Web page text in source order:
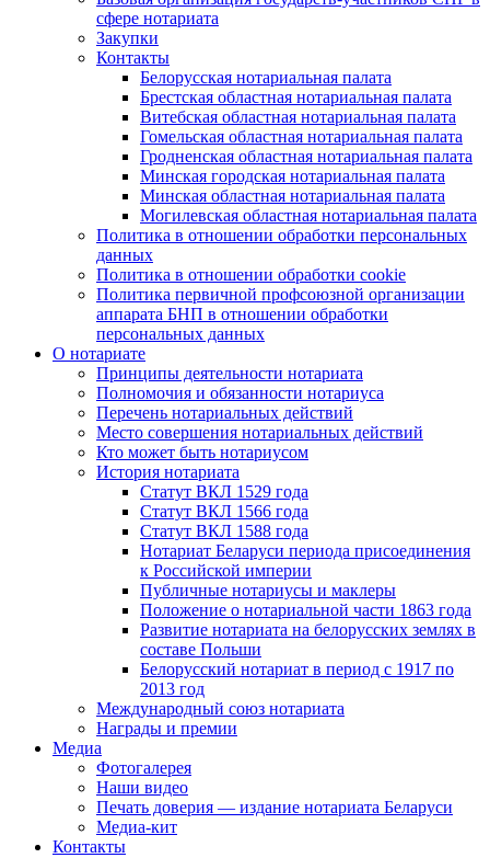
сфере нотариата
Закупки
Контакты
Белорусская нотариальная палата
Брестская областная нотариальная палата
Витебская областная нотариальная палата
Гомельская областная нотариальная палата
Гродненская областная нотариальная палата
Минская городская нотариальная палата
Минская областная нотариальная палата
Могилевская областная нотариальная палата
Политика в отношении обработки персональных
данных
Политика в отношении обработки cookie
Политика первичной профсоюзной организации
аппарата БНП в отношении обработки
персональных данных
О нотариате
Принципы деятельности нотариата
Полномочия и обязанности нотариуса
Перечень нотариальных действий
Место совершения нотариальных действий
Кто может быть нотариусом
История нотариата
Статут ВКЛ 1529 года
Статут ВКЛ 1566 года
Статут ВКЛ 1588 года
Нотариат Беларуси периода присоединения
к Российской империи
Публичные нотариусы и маклеры
Положение о нотариальной части 1863 года
Развитие нотариата на белорусских землях в
составе Польши
Белорусский нотариат в период с 1917 по
2013 год
Международный союз нотариата
Награды и премии
Медиа
Фотогалерея
Наши видео
Печать доверия — издание нотариата Беларуси
Медиа-кит
Контакты